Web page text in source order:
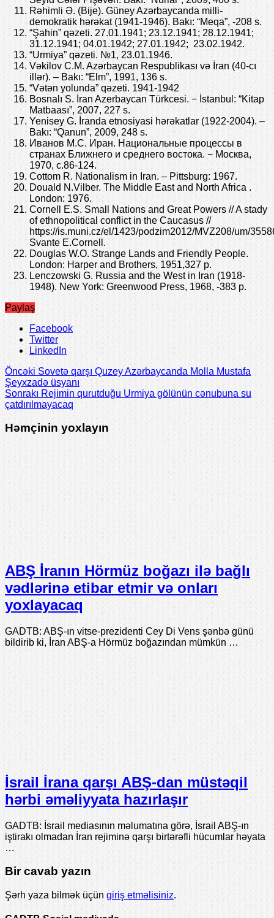
Rəhimli Ə. (Bije). Güney Azərbaycanda milli-
demokratik hərəkat (1941-1946). Bakı: “Meqa”, -208 s.
“Şahin” qəzeti. 27.01.1941; 23.12.1941; 28.12.1941;
31.12.1941; 04.01.1942; 27.01.1942; 23.02.1942.
“Urmiya” qəzeti. №1, 23.01.1946.
Vəkilov C.M. Azərbaycan Respublikası və İran (40-cı
illər). – Bakı: “Elm”, 1991, 136 s.
“Vətən yolunda” qəzeti. 1941-1942
Bosnalı S. İran Azerbaycan Türkcesi. − İstanbul: “Kitap
Matbaası”, 2007, 227 s.
Yenisey G. İranda etnosiyasi hərəkatlar (1922-2004). –
Bakı: “Qanun”, 2009, 248 s.
Иванов М.С. Иран. Национальные процессы в
странах Ближнего и среднего востока. − Москва,
1970, с.86-124.
Cottom R. Nationalism in Iran. – Pittsburg: 1967.
Douald N.Vilber. The Middle East and North Africa .
London: 1976.
Cornell E.S. Small Nations and Great Powers // A stady
of ethnopolitical conflict in the Caucasus //
https://is.muni.cz/el/1423/podzim2012/MVZ208/um/
Svante E.Cornell.
Douglas W.O. Strange Lands and Friendly People.
London: Harper and Brothers, 1951,327 p.
Lenczowski G. Russia and the West in Iran (1918-
1948). New York: Greenwood Press, 1968, -383 p.
Paylaş
Facebook
Twitter
LinkedIn
ÖncəkiSovetə qarşı Quzey Azərbaycanda Molla Mustafa
Şeyxzadə üsyanı
Sonrakı Rejimin qurutduğu Urmiya gölünün cənubuna su
çatdırılmayacaq
Həmçinin yoxlayın
ABŞ İranın Hörmüz boğazı ilə bağlı
vədlərinə etibar etmir və onları
yoxlayacaq
GADTB: ABŞ-ın vitse-prezidenti Cey Di Vens şənbə günü
bildirib ki, İran ABŞ-a Hörmüz boğazından mümkün …
İsrail İrana qarşı ABŞ-dan müstəqil
hərbi əməliyyata hazırlaşır
GADTB: İsrail mediasının məlumatına görə, İsrail ABŞ-ın
iştirakı olmadan İran rejiminə qarşı birtərəfli hücumlar həyata
…
Bir cavab yazın
Şərh yaza bilmək üçün giriş etməlisiniz.